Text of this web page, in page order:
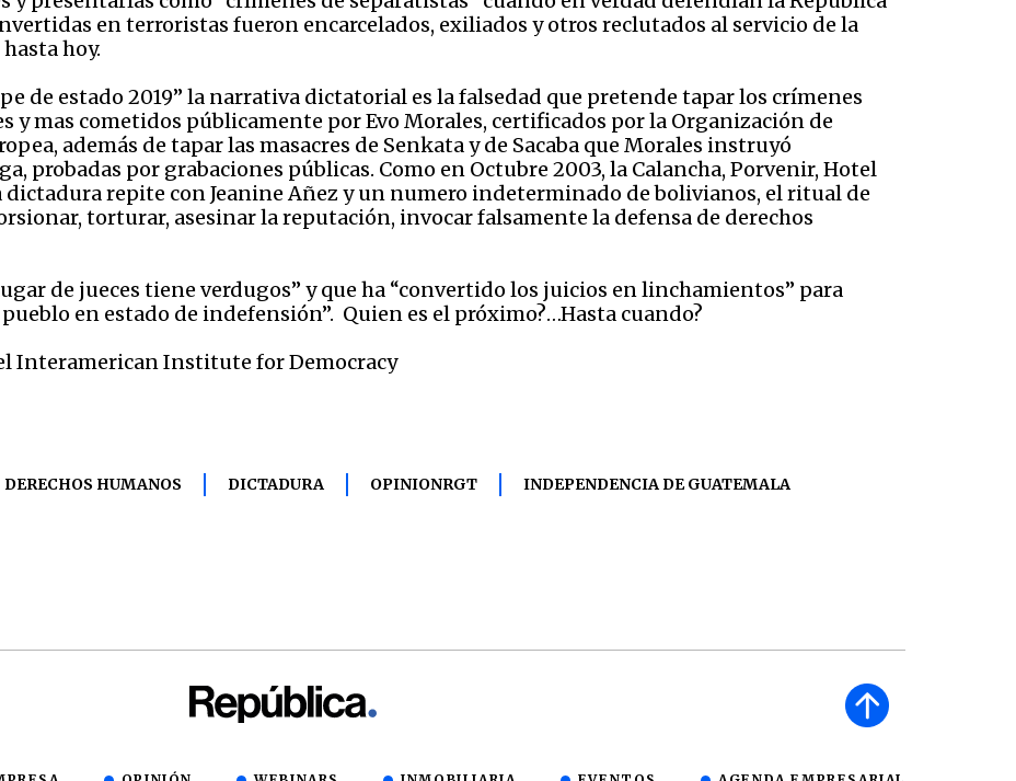
en terroristas fueron encarcelados, exiliados y otros reclutados al servicio de la
hoy.
de estado 2019” la narrativa dictatorial es la falsedad que pretende tapar los crímenes
mas cometidos públicamente por Evo Morales, certificados por la Organización de
además de tapar las masacres de Senkata y de Sacaba que Morales instruyó
probadas por grabaciones públicas. Como en Octubre 2003, la Calancha, Porvenir, Hotel
dictadura repite con Jeanine Añez y un numero indeterminado de bolivianos, el ritual de
torturar, asesinar la reputación, invocar falsamente la defensa de derechos
de jueces tiene verdugos” y que ha “convertido los juicios en linchamientos” para
en estado de indefensión”. Quien es el próximo?…Hasta cuando?
Interamerican Institute for Democracy
DERECHOS HUMANOS DICTADURA OPINIONRGT INDEPENDENCIA DE GUATEMALA